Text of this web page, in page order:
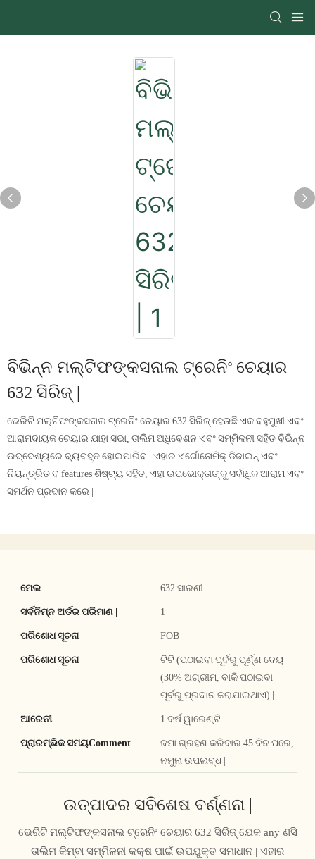
ବିଭିନ୍ନ ମଲ୍ଟିଫଙ୍କସନାଲ ଟ୍ରେନିଂ ଚେୟାର
632 ସିରିଜ୍ |
ଭେରିଟି ମଲ୍ଟିଫଙ୍କସନାଲ ଟ୍ରେନିଂ ଚେୟାର 632 ସିରିଜ୍ ହେଉଛି ଏକ ବହୁମୁଖୀ ଏବଂ
ଆରାମଦାୟକ ଚେୟାର ଯାହା ସଭା, ତାଲିମ ଅଧିବେଶନ ଏବଂ ସମ୍ମିଳନୀ ସହିତ ବିଭିନ୍ନ
ଉଦ୍ଦେଶ୍ୟରେ ବ୍ୟବହୃତ ହୋଇପାରିବ | ଏହାର ଏର୍ଗୋନୋମିକ୍ ଡିଜାଇନ୍ ଏବଂ
ନିୟନ୍ତ୍ରିତ ବ features ଶିଷ୍ଟ୍ୟ ସହିତ, ଏହା ଉପଭୋକ୍ତାଙ୍କୁ ସର୍ବାଧିକ ଆରାମ ଏବଂ
ସମର୍ଥନ ପ୍ରଦାନ କରେ |
ମେଲ 632 ସାରଣୀ
ସର୍ବନିମ୍ନ ଅର୍ଡର ପରିମାଣ | 1
ପରିଶୋଧ ସୂଚନା FOB
ପରିଶୋଧ ସୂଚନା
ଟିଟି (ପଠାଇବା ପୂର୍ବରୁ ପୂର୍ଣ୍ଣ ଦେୟ
(30% ଅଗ୍ରୀମ, ବାକି ପଠାଇବା
ପୂର୍ବରୁ ପ୍ରଦାନ କରାଯାଇଥାଏ) |
ଆରେନୀ 1 ବର୍ଷ ୱାରେଣ୍ଟି |
ପ୍ରାରମ୍ଭିକ ସମୟComment
ଜମା ଗ୍ରହଣ କରିବାର 45 ଦିନ ପରେ,
ନମୁନା ଉପଲବ୍ଧ |
ଉତ୍ପାଦର ସବିଶେଷ ବର୍ଣ୍ଣନା |
ଭେରିଟି ମଲ୍ଟିଫଙ୍କସନାଲ ଟ୍ରେନିଂ ଚେୟାର 632 ସିରିଜ୍ ଯେକ any ଣସି
ତାଲିମ କିମ୍ବା ସମ୍ମିଳନୀ କକ୍ଷ ପାଇଁ ଉପଯୁକ୍ତ ସମାଧାନ | ଏହାର